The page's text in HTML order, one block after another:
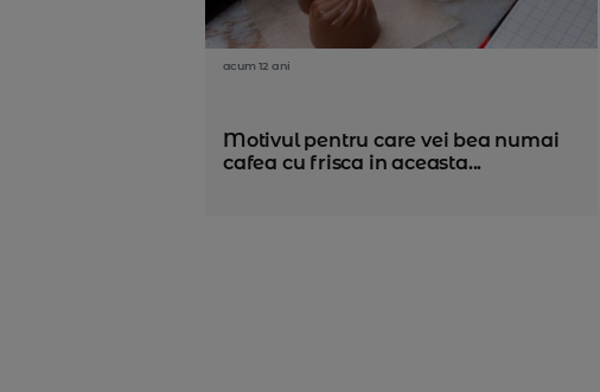
acum 12 ani
Motivul pentru care vei bea numai
cafea cu frisca in aceasta...